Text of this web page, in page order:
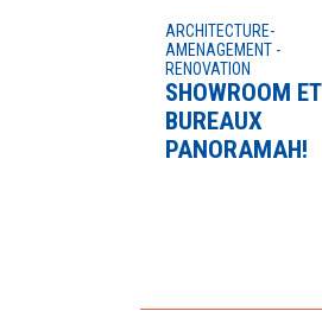
ARCHITECTURE-
AMENAGEMENT -
RENOVATION
SHOWROOM ET
BUREAUX
PANORAMAH!